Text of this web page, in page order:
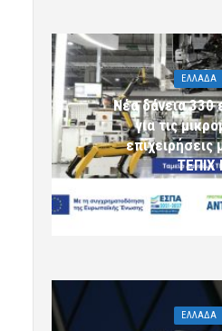
ΕΛΛΑΔΑ
Νέα δάνεια 330
για τις
ΤΕΠΙΧ
ΕΛΛΑΔΑ